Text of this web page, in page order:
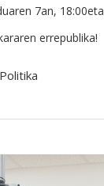
7an,
errepublika!